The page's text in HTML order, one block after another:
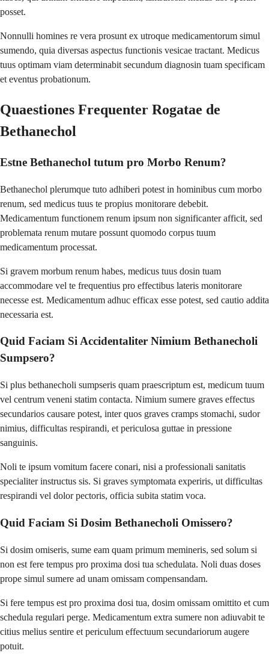
posset.
Nonnulli homines re vera prosunt ex utroque medicamentorum simul
sumendo, quia diversas aspectus functionis vesicae tractant. Medicus
tuus optimam viam determinabit secundum diagnosin tuam specificam
et eventus probationum.
Quaestiones Frequenter Rogatae de
Bethanechol
Estne Bethanechol tutum pro Morbo Renum?
Bethanechol plerumque tuto adhiberi potest in hominibus cum morbo
renum, sed medicus tuus te propius monitorare debebit.
Medicamentum functionem renum ipsum non significanter afficit, sed
problemata renum mutare possunt quomodo corpus tuum
medicamentum processat.
Si gravem morbum renum habes, medicus tuus dosin tuam
accommodare vel te frequentius pro effectibus lateris monitorare
necesse est. Medicamentum adhuc efficax esse potest, sed cautio addita
necessaria est.
Quid Faciam Si Accidentaliter Nimium Bethanecholi
Sumpsero?
Si plus bethanecholi sumpseris quam praescriptum est, medicum tuum
vel centrum veneni statim contacta. Nimium sumere graves effectus
secundarios causare potest, inter quos graves cramps stomachi, sudor
nimius, difficultas respirandi, et periculosa guttae in pressione
sanguinis.
Noli te ipsum vomitum facere conari, nisi a professionali sanitatis
specialiter instructus sis. Si graves symptomata experiris, ut difficultas
respirandi vel dolor pectoris, officia subita statim voca.
Quid Faciam Si Dosim Bethanecholi Omissero?
Si dosim omiseris, sume eam quam primum memineris, sed solum si
non est fere tempus pro proxima dosi tua schedulata. Noli duas doses
prope simul sumere ad unam omissam compensandam.
Si fere tempus est pro proxima dosi tua, dosim omissam omittito et cum
schedula regulari perge. Medicamentum extra sumere non adiuvabit te
citius melius sentire et periculum effectuum secundariorum augere
potuit.